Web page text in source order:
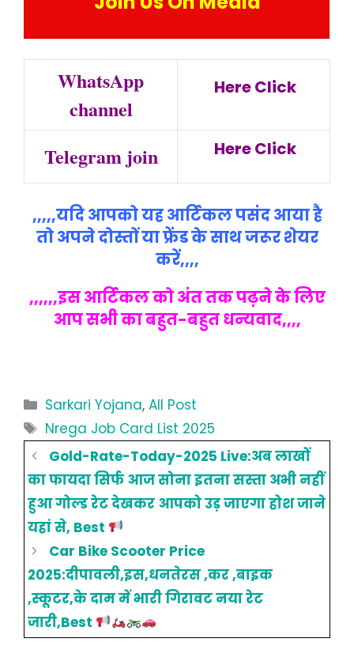
WhatsApp
channel
Here Click
Telegram join Here Click
,,,,,यदि आपको यह आर्टिकल पसंद आया है
तो अपने दोस्तों या फ्रेंड के साथ जरूर शेयर
करें,,,,
,,,,,,इस आर्टिकल को अंत तक पढ़ने के लिए
आप सभी का बहुत-बहुत धन्यवाद,,,,
Categories
Sarkari Yojana,All Post
Tags
Nrega Job Card List 2025
Gold-Rate-Today-2025 Live:अब लाखों
का फायदा सिर्फ आज सोना इतना सस्ता अभी नहीं
हुआ गोल्ड रेट देखकर आपको उड़ जाएगा होश जाने
यहां से, Best
Car Bike Scooter Price
2025:दीपावली,इस,धनतेरस ,कर ,बाइक
,स्कूटर,के दाम में भारी गिरावट नया रेट
जारी,Best